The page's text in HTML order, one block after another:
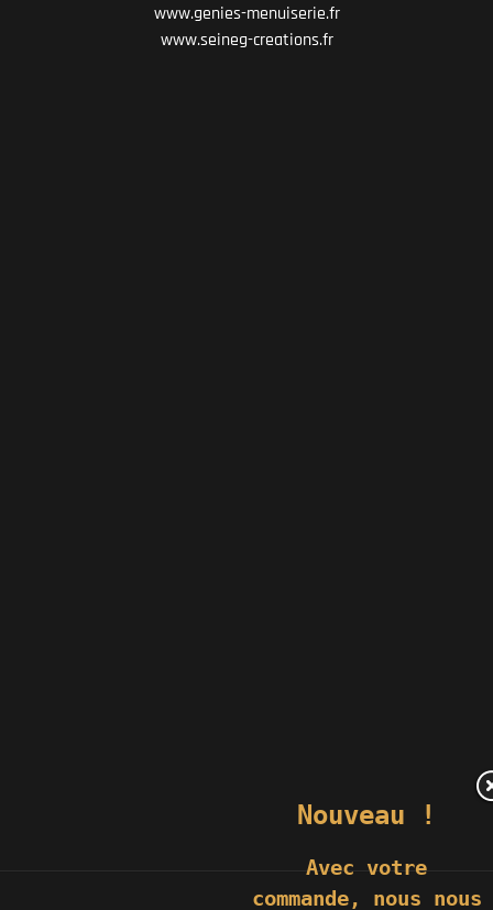
www.genies-menuiserie.fr
www.seineg-creations.fr
Nouveau !
Avec votre
commande, nous nous